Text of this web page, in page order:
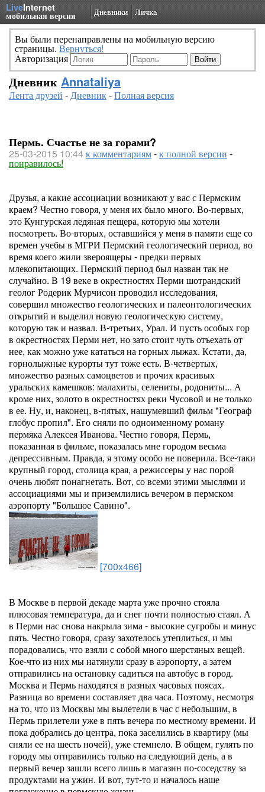
LiveInternet
мобильная версия Дневники Личка
Вы были перенаправлены на мобильную версию
страницы. Вернуться!
Авторизация
Дневник Annataliya
Лента друзей -Дневник-Полная версия
Пермь. Счастье не за горами?
25-03-2015 10:44к комментариям-к полной версии -
понравилось!
Друзья, а какие ассоциации возникают у вас с Пермским
краем? Честно говоря, у меня их было много. Во-первых,
это Кунгурская ледяная пещера, которую мы хотели
посмотреть. Во-вторых, оставшийся у меня в памяти еще со
времен учебы в МГРИ Пермский геологический период, во
время коего жили звероящеры - предки первых
млекопитающих. Пермский период был назван так не
случайно. В 19 веке в окрестностях Перми шотрандский
геолог Родерик Мурчисон проводил исследования,
совершил множество геологических и палеонтологических
открытий и выделил новую геологическую систему,
которую так и назвал. В-третьих, Урал. И пусть особых гор
в окрестностях Перми нет, но зато стоит чуть отъехать от
нее, как можно уже кататься на горных лыжах. Кстати, да,
горнолыжные курорты тут тоже есть. В-четвертых,
множество разных самоцветов и прочих красивых
уральских камешков: малахиты, селениты, родониты... А
кроме них, золото в окрестностях реки Чусовой и не только
в ее. Ну, и, наконец, в-пятых, нашумевший фильм "Географ
глобус пропил". Его сняли по одноименному роману
пермяка Алексея Иванова. Честно говоря, Пермь,
показанная в фильме, показалась мне городом весьма
депрессивным. Правда, я этому особо не поверила. Все-таки
крупный город, столица края, а режиссеры у нас порой
очень любят понагнетать. Вот, со всеми этими мыслями и
ассоциациями мы и приземлились вечером в пермском
аэропорту "Большое Савино".
[700x466]
В Москве в первой декаде марта уже прочно стояла
плюсовая температура, да и снег почти полностью стаял. А
в Перми нас снова накрыла зима - высокие сугробы и минус
пять. Честно говоря, сразу захотелось утеплиться, и мы
порадовались, что взяли с собой много шерстяных вещей.
Кое-что из них мы натянули сразу в аэропорту, а затем
отправились на остановку садиться на автобус в город.
Москва и Пермь находятся в разных часовых поясах.
Разница во времени составляет два часа. Поэтому, несмотря
на то, что из Москвы мы вылетели в час с небольшим, в
Пермь прилетели уже в пять вечера по местному времени. И
пока добрались до центра, пока заселились в квартиру (мы
сняли ее на шесть ночей), уже стемнело. В общем, гулять по
городу мы отправились только на следующий день, а в
первый вечер зашли всего лишь в магазин по-соседству за
продуктами на ужин. И вот, тут-то и началось наше